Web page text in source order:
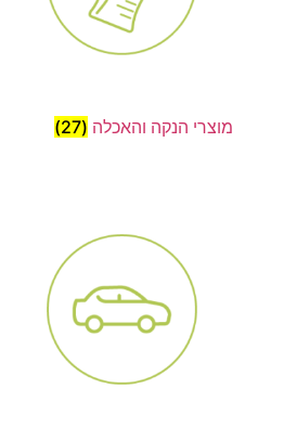
מוצרי הנקה והאכלה (27)